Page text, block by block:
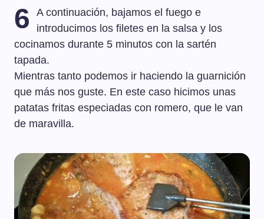
6
A continuación, bajamos el fuego e
introducimos los filetes en la salsa y los
cocinamos durante 5 minutos con la sartén
tapada.
Mientras tanto podemos ir haciendo la guarnición
que más nos guste. En este caso hicimos unas
patatas fritas especiadas con romero, que le van
de maravilla.